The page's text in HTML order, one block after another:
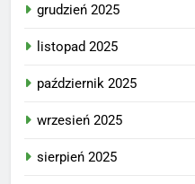
grudzień 2025
listopad 2025
październik 2025
wrzesień 2025
sierpień 2025